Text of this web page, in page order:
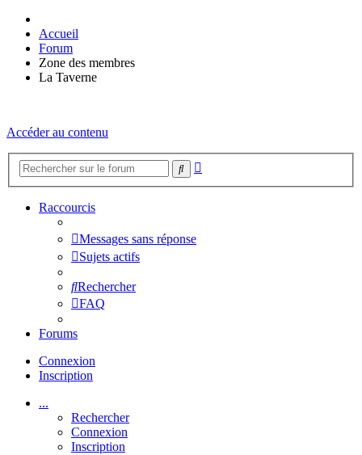
Accueil
Forum
Zone des membres
La Taverne
Accéder au contenu
Rechercher
Raccourcis
Messages sans réponse
Sujets actifs
Rechercher
FAQ
Forums
Connexion
Inscription
...
Rechercher
Connexion
Inscription